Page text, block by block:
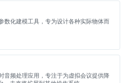
数化建模工具，专为设计各种实际物体而
音频处理应用，专注于为虚拟会议提供降